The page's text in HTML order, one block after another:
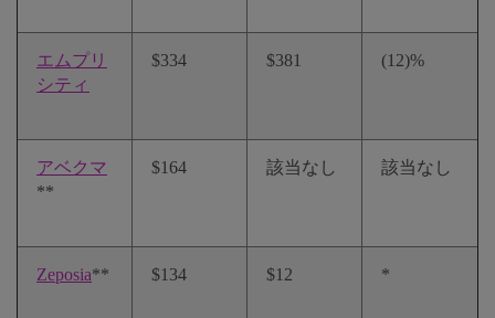
エムプリ
シティ
$334 $381 (12)%
アベクマ
**
$164 該当なし 該当なし
Zeposia** $134 $12 *